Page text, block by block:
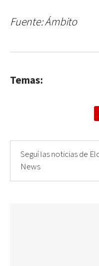
Fuente: Ámbito
Temas:
Seguí las noticias de
News